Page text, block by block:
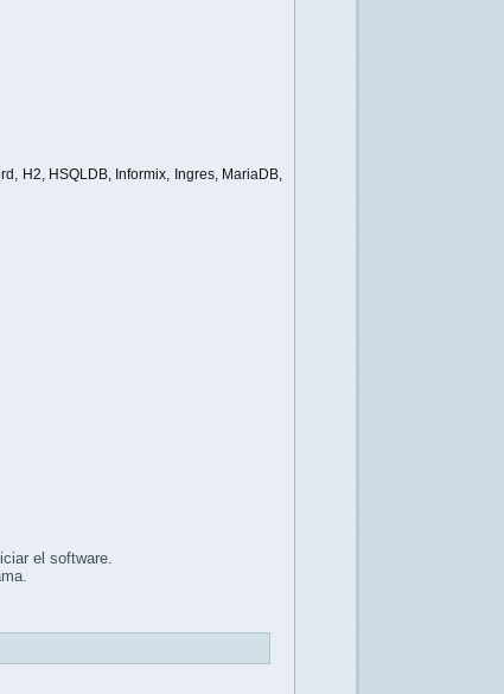
H2, HSQLDB, Informix, Ingres, MariaDB,
el software.